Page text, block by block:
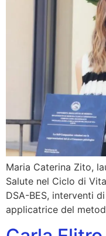
Maria Caterina Zito,
Salute nel Ciclo di
DSA-BES, interventi
applicatrice del